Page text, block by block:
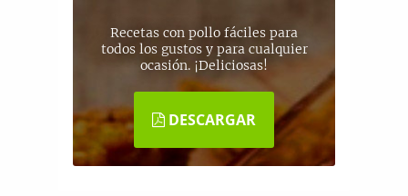
Recetas con pollo fáciles para
todos los gustos y para cualquier
ocasión. ¡Deliciosas!
DESCARGAR